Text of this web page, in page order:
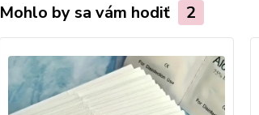
Mohlo by sa vám hodiť 2